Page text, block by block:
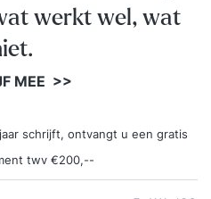
werkt wel, wat
MEE >>
schrijft, ontvangt u een gratis
twv €200,--